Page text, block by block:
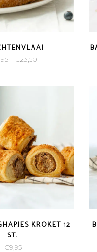
- €23,50
KROKET 12
ST.
€9,95